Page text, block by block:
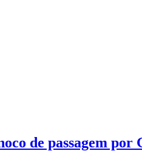
de passagem por